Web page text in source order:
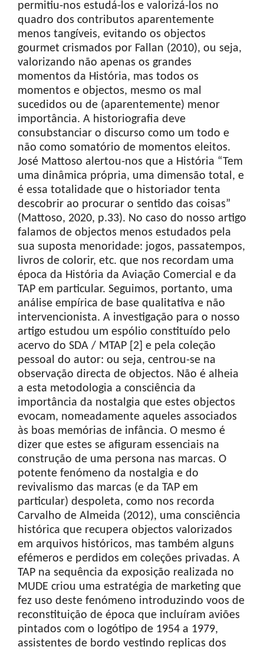
permitiu-nos estudá-los e valorizá-los no
quadro dos contributos aparentemente
menos tangíveis, evitando os objectos
gourmet crismados por Fallan (2010), ou seja,
valorizando não apenas os grandes
momentos da História, mas todos os
momentos e objectos, mesmo os mal
sucedidos ou de (aparentemente) menor
importância. A historiografia deve
consubstanciar o discurso como um todo e
não como somatório de momentos eleitos.
José Mattoso alertou-nos que a História “Tem
uma dinâmica própria, uma dimensão total, e
é essa totalidade que o historiador tenta
descobrir ao procurar o sentido das coisas”
(Mattoso, 2020, p.33). No caso do nosso artigo
falamos de objectos menos estudados pela
sua suposta menoridade: jogos, passatempos,
livros de colorir, etc. que nos recordam uma
época da História da Aviação Comercial e da
TAP em particular. Seguimos, portanto, uma
análise empírica de base qualitativa e não
intervencionista. A investigação para o nosso
artigo estudou um espólio constituído pelo
acervo do SDA / MTAP [2] e pela coleção
pessoal do autor: ou seja, centrou-se na
observação directa de objectos. Não é alheia
a esta metodologia a consciência da
importância da nostalgia que estes objectos
evocam, nomeadamente aqueles associados
às boas memórias de infância. O mesmo é
dizer que estes se afiguram essenciais na
construção de uma persona nas marcas. O
potente fenómeno da nostalgia e do
revivalismo das marcas (e da TAP em
particular) despoleta, como nos recorda
Carvalho de Almeida (2012), uma consciência
histórica que recupera objectos valorizados
em arquivos históricos, mas também alguns
efémeros e perdidos em coleções privadas. A
TAP na sequência da exposição realizada no
MUDE criou uma estratégia de marketing que
fez uso deste fenómeno introduzindo voos de
reconstituição de época que incluíram aviões
pintados com o logótipo de 1954 a 1979,
assistentes de bordo vestindo replicas dos